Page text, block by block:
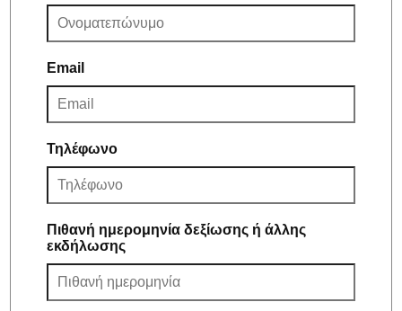
Email
Τηλέφωνο
Πιθανή ημερομηνία δεξίωσης ή άλλης
εκδήλωσης